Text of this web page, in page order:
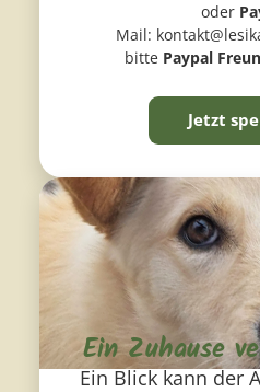
oder
Mail:
bitte Paypal
Jetzt
Ein Zuhause
Ein Blick kann der